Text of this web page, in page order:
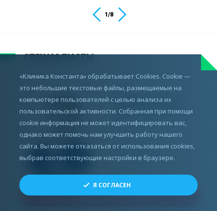
2/8
СПЕЦИАЛИСТЫ 4
ПШЕНИСНОВА
Елена Сергеевна
Пластический хирург
Подробнее о
специалисте
ЗАПИСАТЬСЯ НА ПРИЁМ
«Клиника Константа» обрабатывает Cookies. Cookie —
это небольшие текстовые файлы, размещаемые на
компьютере пользователей с целью анализа их
пользовательской активности. Собранная при помощи
cookie информация не может идентифицировать вас,
однако может помочь нам улучшить работу нашего
сайта. Вы можете отказаться от использования cookies,
выбрав соответствующие настройки в браузере.
Я СОГЛАСЕН